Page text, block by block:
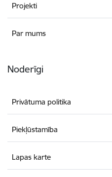
Projekti
Par mums
Noderīgi
Privātuma politika
Piekļūstamība
Lapas karte